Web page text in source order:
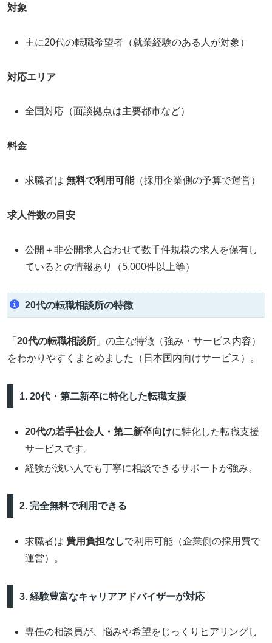
対象
主に20代の転職希望者（就業経験のある人が対象）
対応エリア
全国対応（面談拠点は主要都市など）
料金
求職者は無料で利用可能（採用企業側の予算で運営）
求人件数の目安
公開＋非公開求人合わせて数千件規模の求人を保有し
ているとの情報あり（5,000件以上等）
20代の転職相談所の特徴
「 20代の転職相談所 」の主な特徴（強み・サービス内容）
をわかりやすくまとめました（日本国内向けサービス）。
1. 20代・第二新卒に特化した転職支援
20代の若手社会人・第二新卒向けに特化した転職支援
サービスです。
経験が浅い人でも丁寧に相談できるサポートが強み。
2. 完全無料で利用できる
求職者は費用負担なしで利用可能（企業側の採用費で
運営）。
3. 経験豊富なキャリアアドバイザーが対応
専任の相談員が、悩みや希望をじっくりヒアリングし